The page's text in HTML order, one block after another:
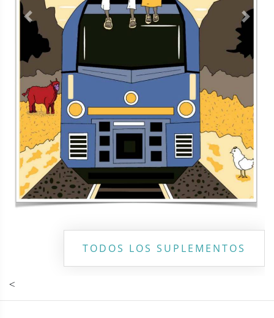
Contacto Aviso de privacidad
Copyright ©2026 Todos los derechos reservados | La Jornada
Maya